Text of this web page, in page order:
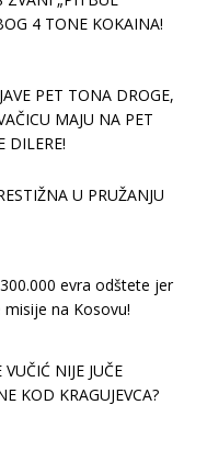
4 TONE KOKAINA!
PET TONA DROGE,
MAJU NA PET
DILERE!
U PRUŽANJU
evra odštete jer
na Kosovu!
NIJE JUČE
KOD KRAGUJEVCA?